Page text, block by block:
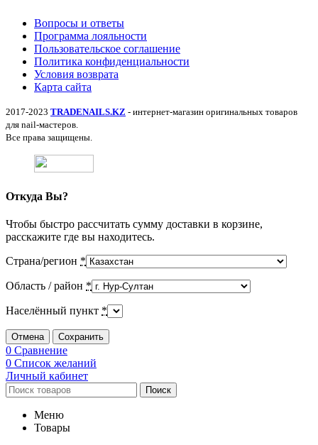
Вопросы и ответы
Программа лояльности
Пользовательское соглашение
Политика конфиденциальности
Условия возврата
Карта сайта
2017-2023 TRADENAILS.KZ - интернет-магазин оригинальных товаров
для nail-мастеров.
Все права защищены.
Откуда Вы?
Чтобы быстро рассчитать сумму доставки в корзине,
расскажите где вы находитесь.
Страна/регион *
Область / район *
Населённый пункт *
Отмена Сохранить
0 Сравнение
0 Список желаний
Личный кабинет
Поиск
Меню
Товары